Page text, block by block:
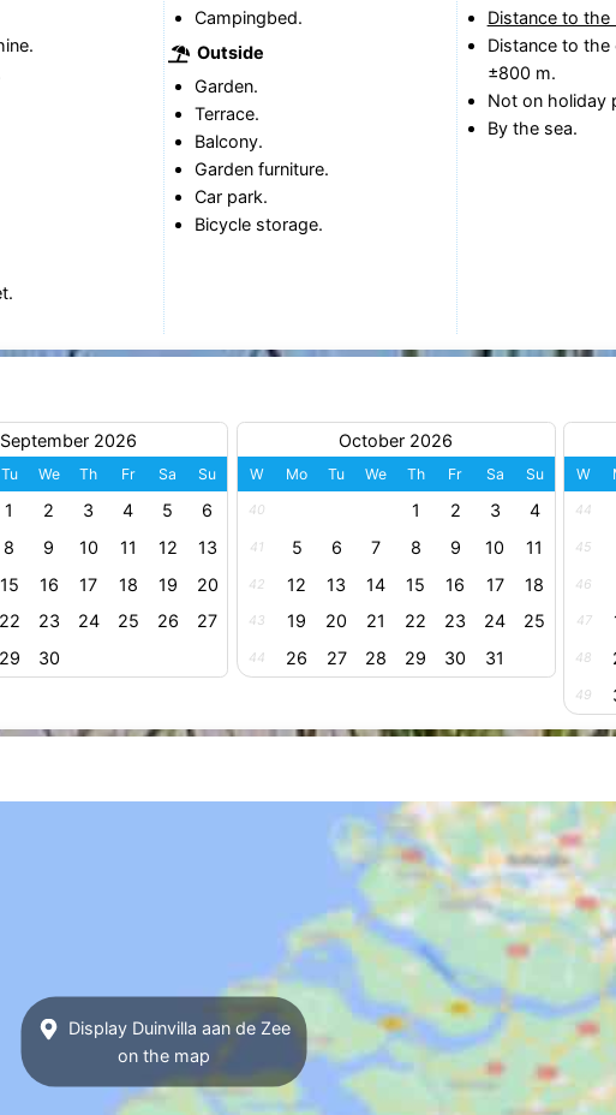
Campingbed.
Outside
Garden.
Terrace.
Balcony.
Garden furniture.
Car park.
Bicycle storage.
Distance to the
Distance to the
±800 m.
Not on holiday
By the sea.
September 2026
Tu We Th Fr Sa Su
1 2 3 4 5 6
8 9 10 11 12 13
15 16 17 18 19 20
22 23 24 25 26 27
29 30
October 2026
W Mo Tu We Th Fr Sa Su
40 1 2 3 4
41 5 6 7 8 9 10 11
42 12 13 14 15 16 17 18
43 19 20 21 22 23 24 25
44 26 27 28 29 30 31
W
44
45
46
47
48
49
Display Duinvilla aan de Zee
on the map